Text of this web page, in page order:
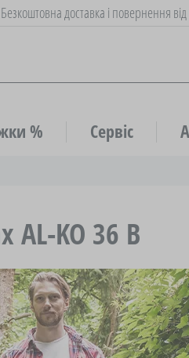
Безкоштовна доставка і повернення
% Cервіс
AL-KO 36 В